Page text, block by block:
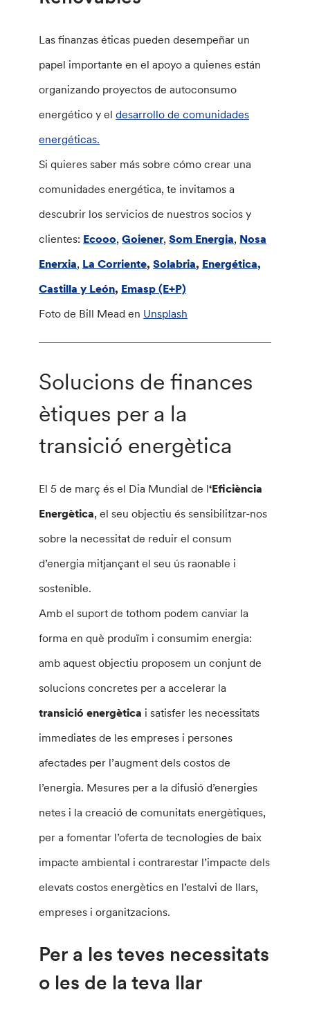
Las finanzas éticas pueden desempeñar un
papel importante en el apoyo a quienes están
organizando proyectos de autoconsumo
energético y eldesarrollo de comunidades
energéticas.
Si quieres saber más sobre cómo crear una
comunidades energética, te invitamos a
descubrir los servicios de nuestros socios y
clientes: Ecooo,Goiener,Som Energia, Nosa
Enerxia, La Corriente,Solabria, Energética,
Castilla y León, Emasp (E+P)
Foto de Bill Mead en Unsplash
Solucions de finances
ètiques per a la
transició energètica
El 5 de març és el Dia Mundial de l‘Eficiència
Energètica, el seu objectiu és sensibilitzar-nos
sobre la necessitat de reduir el consum
d’energia mitjançant el seu ús raonable i
sostenible.
Amb el suport de tothom podem canviar la
forma en què produïm i consumim energia:
amb aquest objectiu proposem un conjunt de
solucions concretes per a accelerar la
transició energètica i satisfer les necessitats
immediates de les empreses i persones
afectades per l’augment dels costos de
l’energia. Mesures per a la difusió d’energies
netes i la creació de comunitats energètiques,
per a fomentar l’oferta de tecnologies de baix
impacte ambiental i contrarestar l’impacte dels
elevats costos energètics en l’estalvi de llars,
empreses i organitzacions.
Per a les teves necessitats
o les de la teva llar